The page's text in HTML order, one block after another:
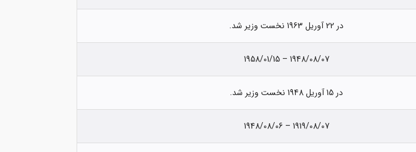
در 22 آوریل 1963 نخست وزیر شد.
1948/08/07 – 1958/01/15
در 15 آوریل 1948 نخست وزیر شد.
1919/08/07 – 1948/08/06